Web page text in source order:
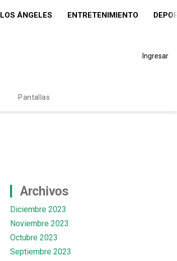
LOS ÁNGELES ENTRETENIMIENTO
Ingresar
Pantallas
Archivos
Diciembre 2023
Noviembre 2023
Octubre 2023
Septiembre 2023